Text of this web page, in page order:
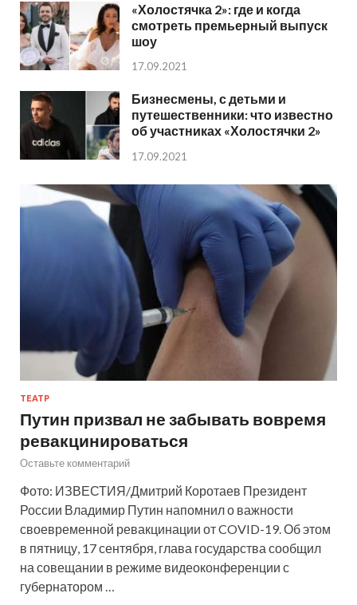
«Холостячка 2»: где и когда
смотреть премьерный выпуск
шоу
17.09.2021
Бизнесмены, с детьми и
путешественники: что известно
об участниках «Холостячки 2»
17.09.2021
ТЕАТР
Путин призвал не забывать вовремя
ревакцинироваться
Оставьте комментарий
Фото: ИЗВЕСТИЯ/Дмитрий Коротаев Президент
России Владимир Путин напомнил о важности
своевременной ревакцинации от COVID-19. Об этом
в пятницу, 17 сентября, глава государства сообщил
на совещании в режиме видеоконференции с
губернатором …